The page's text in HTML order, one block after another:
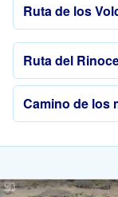
Ruta de los
Ruta del
Camino de los